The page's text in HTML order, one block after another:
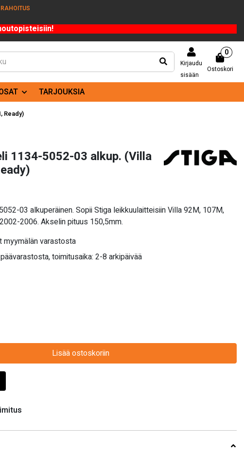
RAHOITUS
Kirjaudu
sisään
Ostoskori
0
TARJOUKSIA
Ready)
1134-5052-03 alkup. (Villa
03 alkuperäinen. Sopii Stiga leikkuulaitteisiin Villa 92M, 107M,
2006. Akselin pituus 150,5mm.
myymälän varastosta
toimitusaika: 2-8 arkipäivää
Lisää ostoskoriin